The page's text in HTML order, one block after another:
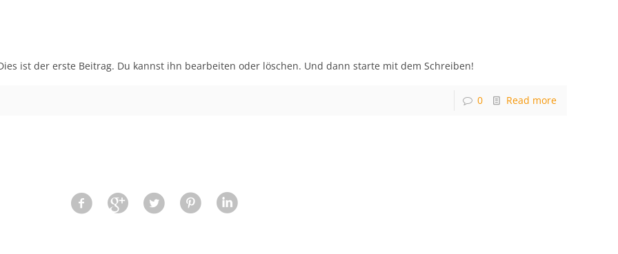
ist der erste Beitrag. Du kannst ihn bearbeiten oder löschen. Und dann starte mit dem Schreiben!
0 Read more